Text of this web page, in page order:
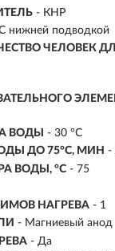
- КНР
нижней подводкой
ЧЕЛОВЕК
ВОДЫ
- 30 °С
ДО 75°С, МИН -
ВОДЫ, °С - 75
НАГРЕВА - 1
- Магниевый анод
- Да